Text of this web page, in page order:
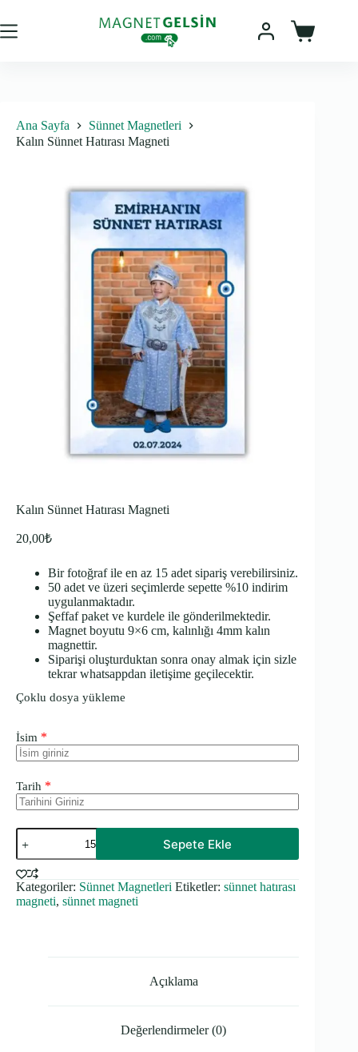
content
Sepet
Ana Sayfa
Sünnet Magnetleri
Kalın Sünnet Hatırası Magneti
Kalın Sünnet Hatırası Magneti
20,00₺
Bir fotoğraf ile en az 15 adet sipariş verebilirsiniz.
50 adet ve üzeri seçimlerde sepette %10 indirim
uygulanmaktadır.
Şeffaf paket ve kurdele ile gönderilmektedir.
Magnet boyutu 9×6 cm, kalınlığı 4mm kalın
magnettir.
Siparişi oluşturduktan sonra onay almak için sizle
tekrar whatsappdan iletişime geçilecektir.
Çoklu dosya yükleme
İsim *
Tarih *
Kalın
Sünnet
Hatırası
Magneti
adet
Sepete Ekle
Kategoriler: Sünnet Magnetleri Etiketler: sünnet hatırası
magneti, sünnet magneti
Açıklama
Değerlendirmeler (0)